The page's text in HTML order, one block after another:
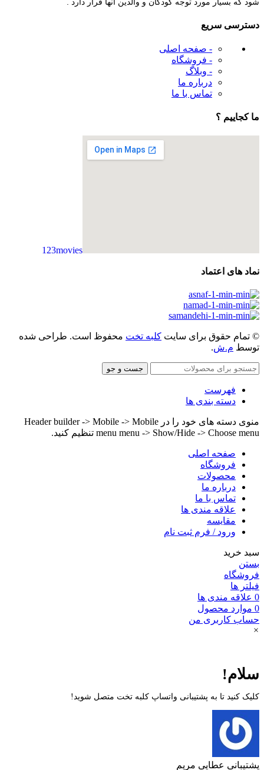
دسترسی سریع
- صفحه اصلی
- فروشگاه
- وبلاگ
درباره ما
تماس با ما
ما کجاییم ؟
123movies
نماد های اعتماد
© تمام حقوق برای سایت کلبه تخت محفوظ است. طراحی شده
توسط م.ش.
جست و جو
فهرست
دسته بندی ها
منوی دسته های خود را در Header builder -> Mobile -> Mobile
menu menu -> Show/Hide -> Choose menu تنظیم کنید.
صفحه اصلی
فروشگاه
محصولات
درباره ما
تماس با ما
علاقه مندی ها
مقایسه
ورود / فرم ثبت نام
سبد خرید
بستن
فروشگاه
فیلتر ها
0 علاقه مندی ها
0 موارد محصول
حساب کاربری من
×
سلام!
کلیک کنید تا به پشتیبانی واتساپ کلبه تخت متصل شوید!
پشتیبانی عطایی مریم